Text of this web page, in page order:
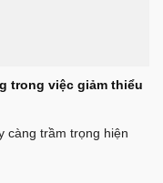
trong việc giảm thiểu
càng trầm trọng hiện